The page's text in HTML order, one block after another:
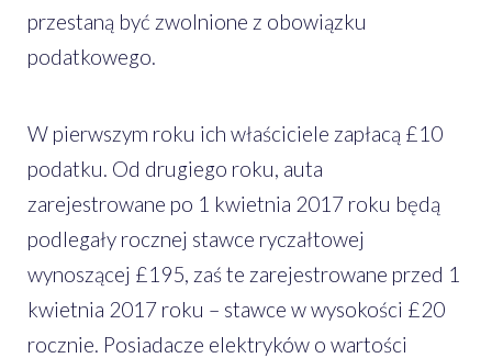
przestaną być zwolnione z obowiązku
podatkowego.
W pierwszym roku ich właściciele zapłacą £10
podatku. Od drugiego roku, auta
zarejestrowane po 1 kwietnia 2017 roku będą
podlegały rocznej stawce ryczałtowej
wynoszącej £195, zaś te zarejestrowane przed 1
kwietnia 2017 roku – stawce w wysokości £20
rocznie. Posiadacze elektryków o wartości